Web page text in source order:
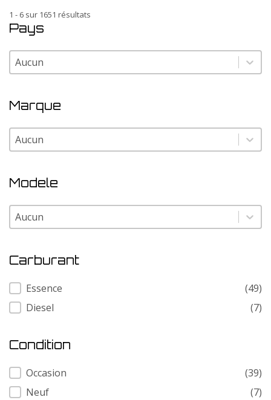
1 - 6 sur 1651 résultats
Pays
Pays
Pays
Marque
Marque
Marque
Modele
Modele
Modele
Carburant
Carburant
Essence
(49)
Diesel
(7)
Condition
Condition
Occasion
(39)
Neuf
(7)